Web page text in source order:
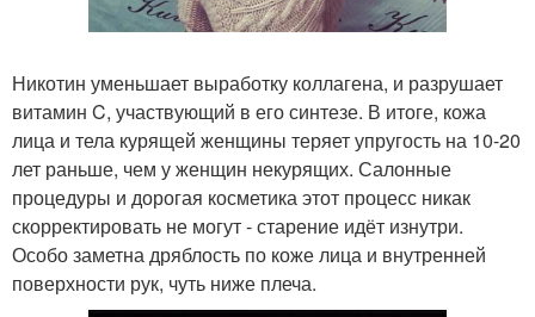
Никотин уменьшает выработку коллагена, и разрушает
витамин C, участвующий в его синтезе. В итоге, кожа
лица и тела курящей женщины теряет упругость на 10-20
лет раньше, чем у женщин некурящих. Салонные
процедуры и дорогая косметика этот процесс никак
скорректировать не могут - старение идёт изнутри.
Особо заметна дряблость по коже лица и внутренней
поверхности рук, чуть ниже плеча.